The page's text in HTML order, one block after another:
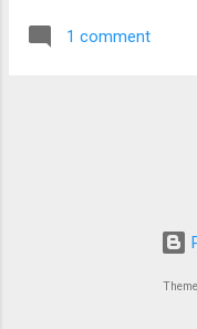
शर्मा के
रूपये की
1 comment